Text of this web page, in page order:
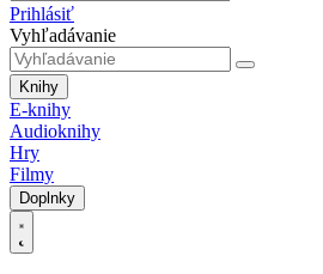
Prihlásiť
Vyhľadávanie
Knihy
E-knihy
Audioknihy
Hry
Filmy
Doplnky